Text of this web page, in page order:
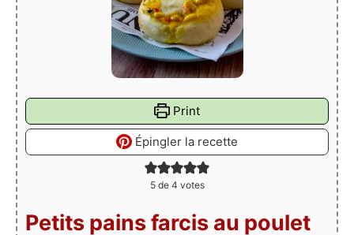
Print
Épingler la recette
5de 4 votes
Petits pains farcis au poulet